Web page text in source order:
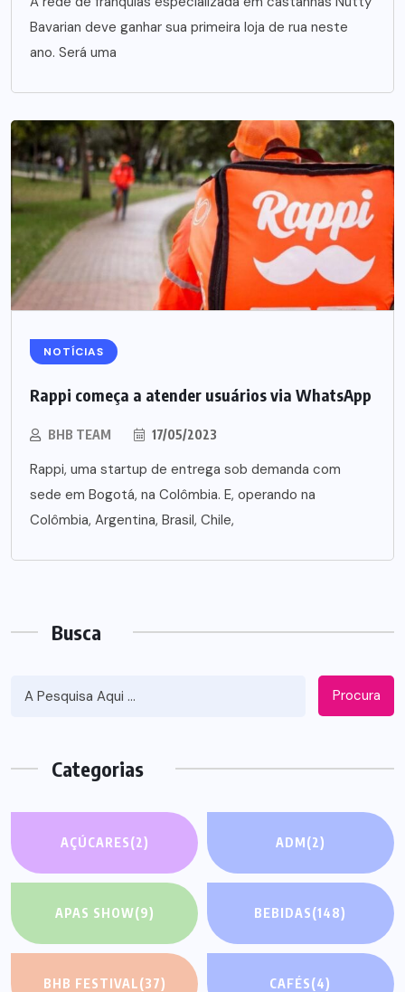
Bavarian deve ganhar sua primeira loja de rua neste
ano. Será uma
NOTÍCIAS
Rappi começa a atender usuários via WhatsApp
BHB TEAM 17/05/2023
Rappi, uma startup de entrega sob demanda com
sede em Bogotá, na Colômbia. E, operando na
Colômbia, Argentina, Brasil, Chile,
Busca
Procura
Categorias
AÇÚCARES(2) ADM(2)
APAS SHOW(9) BEBIDAS(148)
BHB FESTIVAL(37) CAFÉS(4)